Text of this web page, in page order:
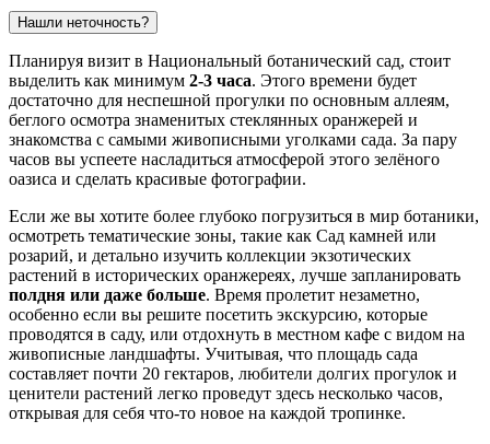
Нашли неточность?
Планируя визит в Национальный ботанический сад, стоит
выделить как минимум 2-3 часа. Этого времени будет
достаточно для неспешной прогулки по основным аллеям,
беглого осмотра знаменитых стеклянных оранжерей и
знакомства с самыми живописными уголками сада. За пару
часов вы успеете насладиться атмосферой этого зелёного
оазиса и сделать красивые фотографии.
Если же вы хотите более глубоко погрузиться в мир ботаники,
осмотреть тематические зоны, такие как Сад камней или
розарий, и детально изучить коллекции экзотических
растений в исторических оранжереях, лучше запланировать
полдня или даже больше. Время пролетит незаметно,
особенно если вы решите посетить экскурсию, которые
проводятся в саду, или отдохнуть в местном кафе с видом на
живописные ландшафты. Учитывая, что площадь сада
составляет почти 20 гектаров, любители долгих прогулок и
ценители растений легко проведут здесь несколько часов,
открывая для себя что-то новое на каждой тропинке.